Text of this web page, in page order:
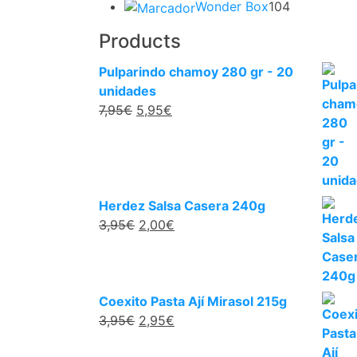
Wonder Box104104
Products
Pulparindo chamoy 280 gr - 20
unidades
7,95€ El
5,95€
Herdez Salsa Casera 240g
3,95€ El
3,95€.
2,00€
2,00€.
Coexito Pasta Ají Mirasol 215g
3,95€ El
2,95€